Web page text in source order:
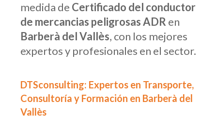
medida de Certificado del conductor
de mercancias peligrosas ADR en
Barberà del Vallès, con los mejores
expertos y profesionales en el sector.
DTSconsulting: Expertos en Transporte,
Consultoría y Formación en Barberà del
Vallès